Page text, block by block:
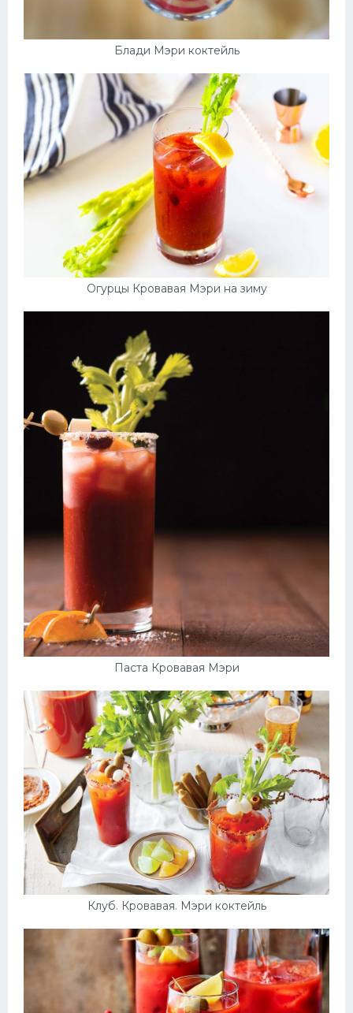
Блади Мэри коктейль
Огурцы Кровавая Мэри на зиму
Паста Кровавая Мэри
Клуб. Кровавая. Мэри коктейль